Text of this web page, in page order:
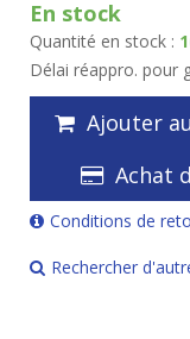
En stock
Quantité en stock :
Délai réappro. pour
Ajouter
Achat
Conditions de
Rechercher